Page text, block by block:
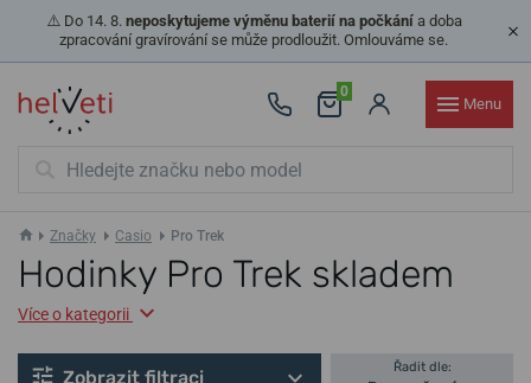
⚠️ Do 14. 8. neposkytujeme výměnu baterií na počkánía doba
zpracování gravírování se může prodloužit. Omlouváme se.
0
Menu
Značky Casio Pro Trek
Hodinky Pro Trek skladem
Více o kategorii
Zobrazit filtraci Řadit dle: